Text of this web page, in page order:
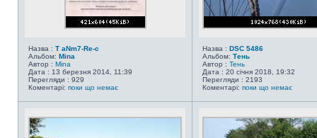
Назва : T aNm7-Re-c
Альбом: Mina
Автор : Mina
Дата : 13 березня 2014, 11:39
Перегляди : 929
Коментарі: поки що немає
Назва : DSC 5486
Альбом: Тень
Автор : Тень
Дата : 20 січня 2018, 19:32
Перегляди : 2193
Коментарі: поки що немає